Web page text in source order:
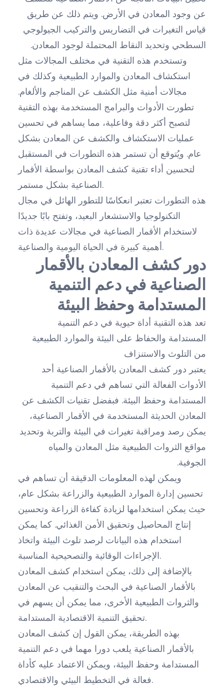
عن وجود المعادن في الأرض. ويتم ذلك عن طريق
قياس التغيرات في التضاريس والتركيب الجيولوجي
السطحي وتحديد النقاط المحتملة لوجود المعادن.
وتستخدم هذه التقنية في مختلف المجالات مثل
استكشاف المعادن والموارد الطبيعية وكذلك في
مجالات أمنية مثل الكشف عن المناجم والألغام.
تطورت الأدوات والبرامج المستخدمة بهذه التقنية
لتصبح أكثر دقة وفاعلية، مما يساهم في تحسين
عمليات الاستكشاف والكشف عن المعادن بشكل
عام. ويُتوقع أن تستمر هذه التطورات في المستقبل
لتحسين أداء تقنية كشف المعادن بواسطة الأقمار
الصناعية بشكل مستمر.
هذه التطورات تعتبر انعكاسًا للتطور الهائل في مجال
التكنولوجيا والاستشعار البعيد، وتفتح بابًا جديدًا
لاستخدام الأقمار الصناعية في مجالات عديدة ذات
أهمية كبيرة في الحياة اليومية والصناعية.
دور كشف المعادن بالأقمار
الصناعية في دعم التنمية
المستدامة وحفظ البيئة
تعد هذه التقنية أداة حيوية في دعم التنمية
المستدامة والحفاظ على البيئة والموارد الطبيعية
من التلوث والاستنزاف
يعتبر دور كشف المعادن بالأقمار الصناعية أحد
الأدوات الفعالة التي تساهم في دعم التنمية
المستدامة وحفظ البيئة. فبفضل تقنيات الكشف عن
المعادن الحديثة المستخدمة في الأقمار الصناعية،
يمكن رصد ومراقبة تغيرات في البيئة والتربة وتحديد
مواقع الثروات الطبيعية مثل المعادن والمياه
الجوفية.
ويمكن لهذه المعلومات الدقيقة أن تساهم في
تحسين إدارة الموارد الطبيعية والزراعة بشكل عام،
حيث يمكن استخدامها لزيادة كفاءة الزراعة وتحسين
إنتاج المحاصيل وتحقيق الأمن الغذائي. كما يمكن
استخدام هذه البيانات لرصد تلوث البيئة واتخاذ
الإجراءات الوقائية والتصحيحية المناسبة.
بالإضافة إلى ذلك، يمكن استخدام كشف المعادن
بالأقمار الصناعية في البحث والتنقيب عن المعادن
والثروات الطبيعية الأخرى، مما يمكن أن يسهم في
تحقيق التنمية الاقتصادية المستدامة.
بهذه الطريقة، يمكن القول إن كشف المعادن
بالأقمار الصناعية يلعب دورا مهما في دعم التنمية
المستدامة وحفظ البيئة، ويمكن الاعتماد عليه كأداة
فعالة في التخطيط البيئي والاقتصادي.